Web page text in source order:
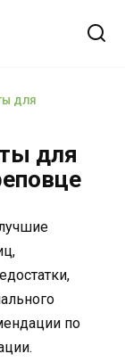
ДЛЯ
для
по